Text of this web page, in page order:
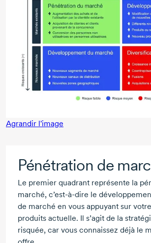
Agrandir l'image
Pénétration de
Le premier quadrant représente la
marché, c’est-à-dire le
de marché en vous appuyant sur
produits actuelle. Il s’agit de la
risquée, car vous connaissez déjà le